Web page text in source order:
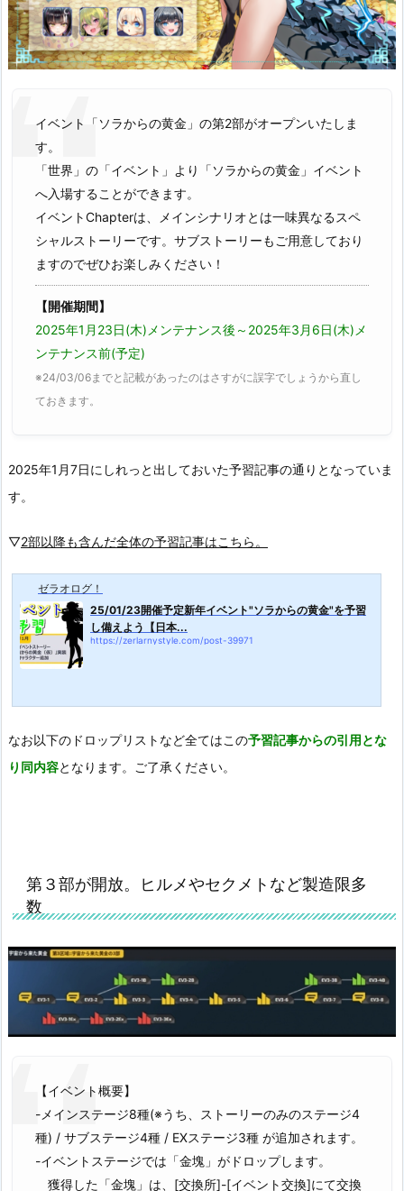
イベント「ソラからの黄金」の第2部がオープンいたしま
す。
「世界」の「イベント」より「ソラからの黄金」イベント
へ入場することができます。
イベントChapterは、メインシナリオとは一味異なるスペ
シャルストーリーです。サブストーリーもご用意しており
ますのでぜひお楽しみください！
【開催期間】
2025年1月23日(木)メンテナンス後～2025年3月6日(木)メ
ンテナンス前(予定)
※24/03/06までと記載があったのはさすがに誤字でしょうから直し
ておきます。
2025年1月7日にしれっと出しておいた予習記事の通りとなっていま
す。
▽2部以降も含んだ全体の予習記事はこちら。
ゼラオログ！
25/01/23開催予定新年イベント"ソラからの黄金"を予習
し備えよう【日本...
https://zerlarnystyle.com/post-39971
なお以下のドロップリストなど全てはこの予習記事からの引用とな
り同内容となります。ご了承ください。
第３部が開放。ヒルメやセクメトなど製造限多
数
【イベント概要】
-メインステージ8種(※うち、ストーリーのみのステージ4
種) / サブステージ4種 / EXステージ3種 が追加されます。
-イベントステージでは「金塊」がドロップします。
獲得した「金塊」は、[交換所]-[イベント交換]にて交換